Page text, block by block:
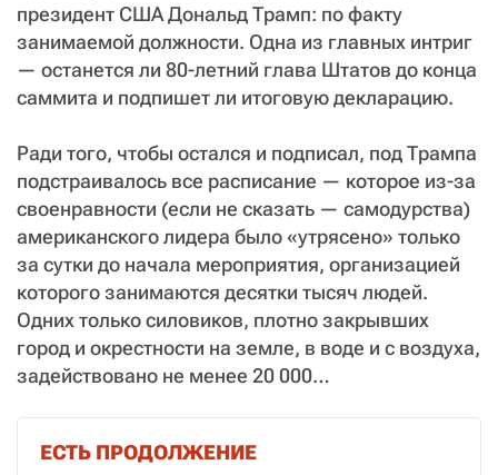
президент США Дональд Трамп: по факту
занимаемой должности. Одна из главных интриг
— останется ли 80-летний глава Штатов до конца
саммита и подпишет ли итоговую декларацию.
Ради того, чтобы остался и подписал, под Трампа
подстраивалось все расписание — которое из-за
своенравности (если не сказать — самодурства)
американского лидера было «утрясено» только
за сутки до начала мероприятия, организацией
которого занимаются десятки тысяч людей.
Одних только силовиков, плотно закрывших
город и окрестности на земле, в воде и с воздуха,
задействовано не менее 20 000…
ЕСТЬ ПРОДОЛЖЕНИЕ